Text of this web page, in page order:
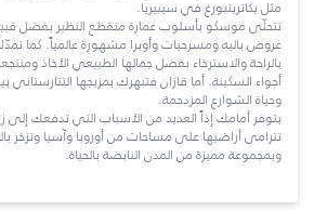
مثل يكاترينبورغ في سيبيريا.
تتحلّى موسكو بأسلوب عمارة منقطع النظير بفضل
عروض باليه ومسرحيات وأوبرا مشهورة عالمياً. كما
بالراحة والاسترخاء بفضل جمالها الطبيعي الأخاذ
أجواء السكينة. أما قازان فتبهرك بمزيجها التتارستاني
وحياة الشوارع المزدحمة.
يتوفر أمامك إذاً العديد من الأسباب التي تدفعك إلى
تترامى أراضيها على مساحات من أوروبا وآسيا وتزخر
وبمجموعة مميزة من المدن النابضة بالحياة.